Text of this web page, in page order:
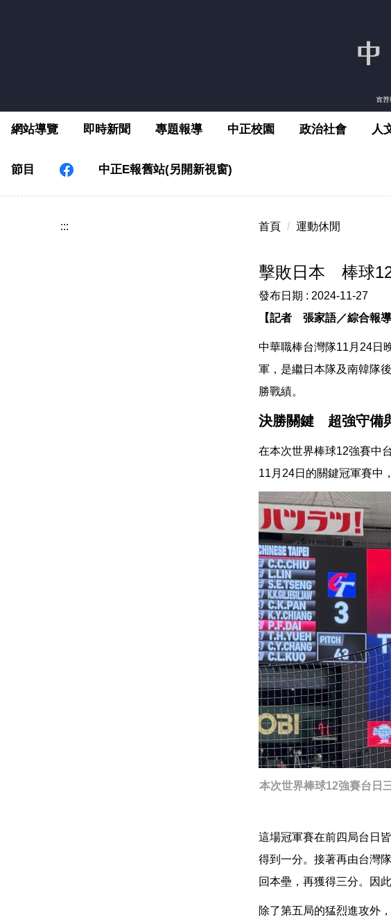
區
網站導覽 即時新聞 專題報導 中正校園 政治社會 人
節目 中正E報舊站(另開新視窗)
::: 首頁 運動休閒
擊敗日本 棒球
發布日期 : 2024-11-27
【記者 張家語／綜合報導
中華職棒台灣隊11月24日
軍，是繼日本隊及南韓隊
勝戰績。
決勝關鍵 超強守備
在本次世界棒球12強賽中
11月24日的關鍵冠軍賽中
本次世界棒球12強賽台日
這場冠軍賽在前四局台日
得到一分。接著再由台灣
回本壘，再獲得三分。因
除了第五局的猛烈進攻外